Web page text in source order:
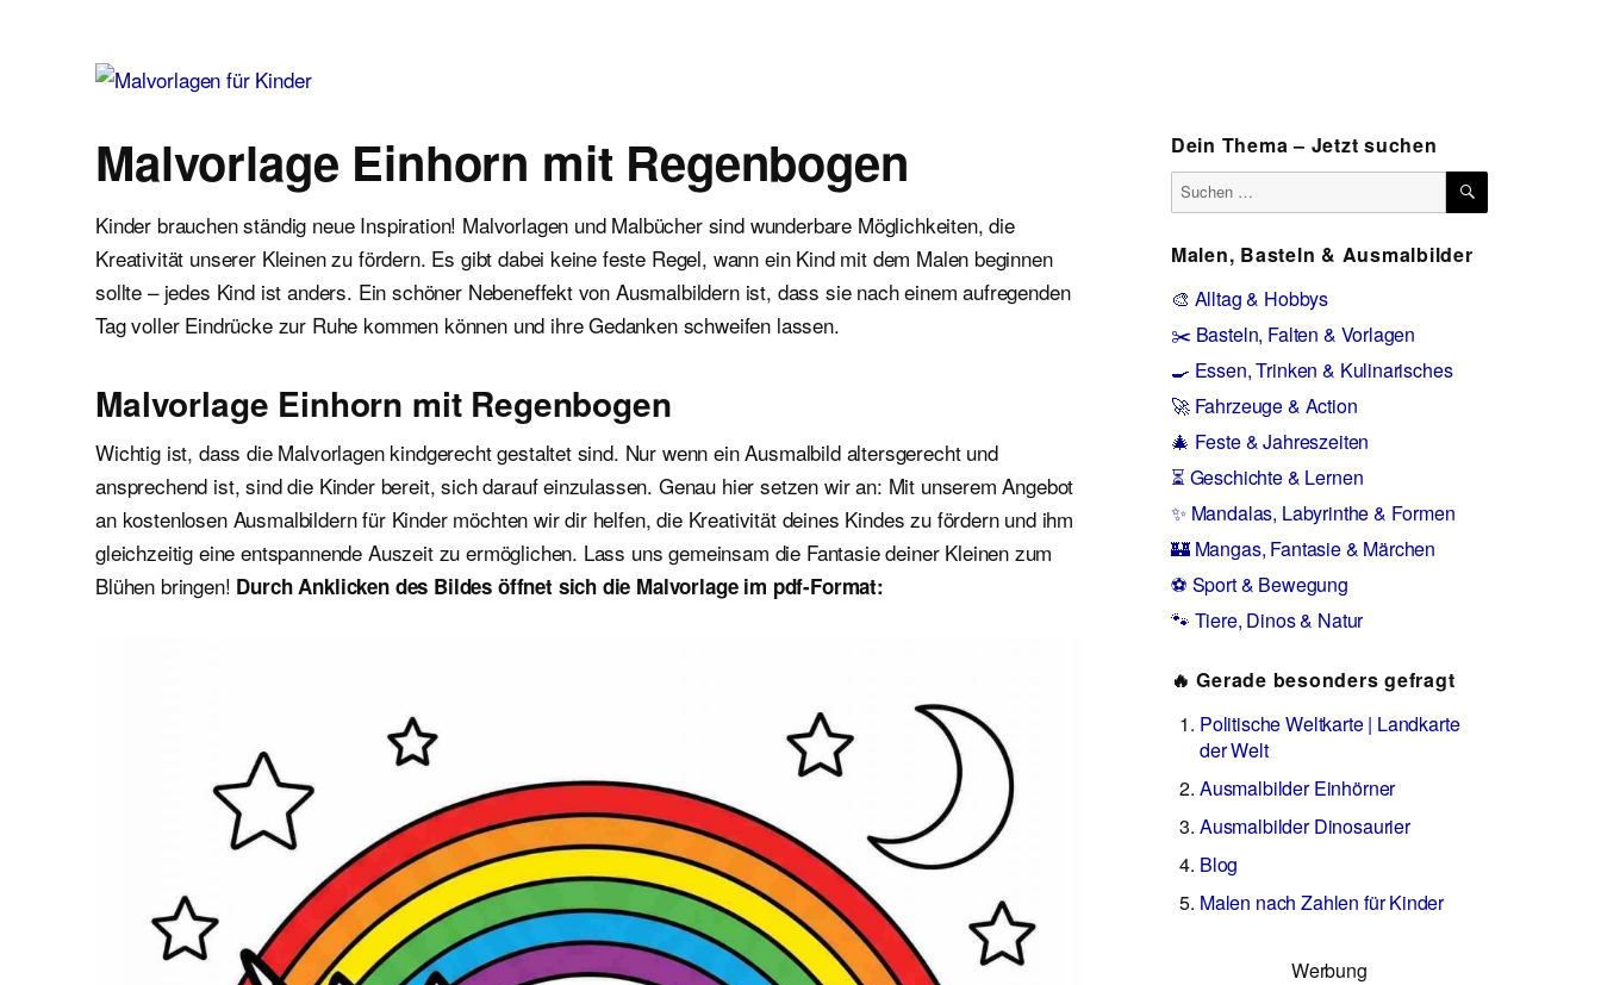
Malvorlage Einhorn mit Regenbogen
Kinder brauchen ständig neue Inspiration! Malvorlagen und Malbücher sind wunderbare Möglichkeiten, die
Kreativität unserer Kleinen zu fördern. Es gibt dabei keine feste Regel, wann ein Kind mit dem Malen beginnen
sollte – jedes Kind ist anders. Ein schöner Nebeneffekt von Ausmalbildern ist, dass sie nach einem aufregenden
Tag voller Eindrücke zur Ruhe kommen können und ihre Gedanken schweifen lassen.
Malvorlage Einhorn mit Regenbogen
Wichtig ist, dass die Malvorlagen kindgerecht gestaltet sind. Nur wenn ein Ausmalbild altersgerecht und
ansprechend ist, sind die Kinder bereit, sich darauf einzulassen. Genau hier setzen wir an: Mit unserem Angebot
an kostenlosen Ausmalbildern für Kinder möchten wir dir helfen, die Kreativität deines Kindes zu fördern und ihm
gleichzeitig eine entspannende Auszeit zu ermöglichen. Lass uns gemeinsam die Fantasie deiner Kleinen zum
Blühen bringen! Durch Anklicken des Bildes öffnet sich die Malvorlage im pdf-Format:
Dein Thema – Jetzt suchen
Suchen
nach:
SUCHEN
Malen, Basteln & Ausmalbilder
🎨 Alltag & Hobbys
✂️ Basteln, Falten & Vorlagen
🍳 Essen, Trinken & Kulinarisches
🚀 Fahrzeuge & Action
🎄 Feste & Jahreszeiten
⏳ Geschichte & Lernen
✨ Mandalas, Labyrinthe & Formen
🏰 Mangas, Fantasie & Märchen
⚽ Sport & Bewegung
🐾 Tiere, Dinos & Natur
🔥 Gerade besonders gefragt
Politische Weltkarte | Landkarte
der Welt
Ausmalbilder Einhörner
Ausmalbilder Dinosaurier
Blog
Malen nach Zahlen für Kinder
Werbung